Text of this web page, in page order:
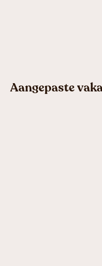
Aangepaste